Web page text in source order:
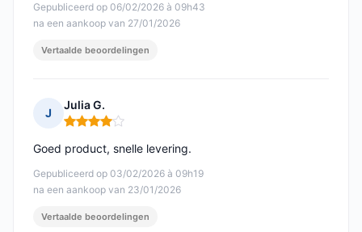
Gepubliceerd op 06/02/2026 à 09h43
na een aankoop van 27/01/2026
Vertaalde beoordelingen
J
Julia G.
Opmerking: 4 van 5
Gepubliceerd op 03/02/2026 à 09h19
na een aankoop van 23/01/2026
Goed product, snelle levering.
Vertaalde beoordelingen